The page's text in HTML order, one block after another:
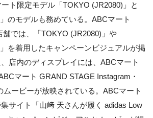
ト限定モデル「TOKYO (JR2080)」と
のモデルも務めている。ABCマート
舗では、「TOKYO (JR2080)」や
を着用したキャンペーンビジュアルが掲
店内のディスプレイには、ABCマート
マート GRAND STAGE Instagram・
ムービーが放映されている。ABCマート
サイト「山﨑 天さんが履く adidas Low